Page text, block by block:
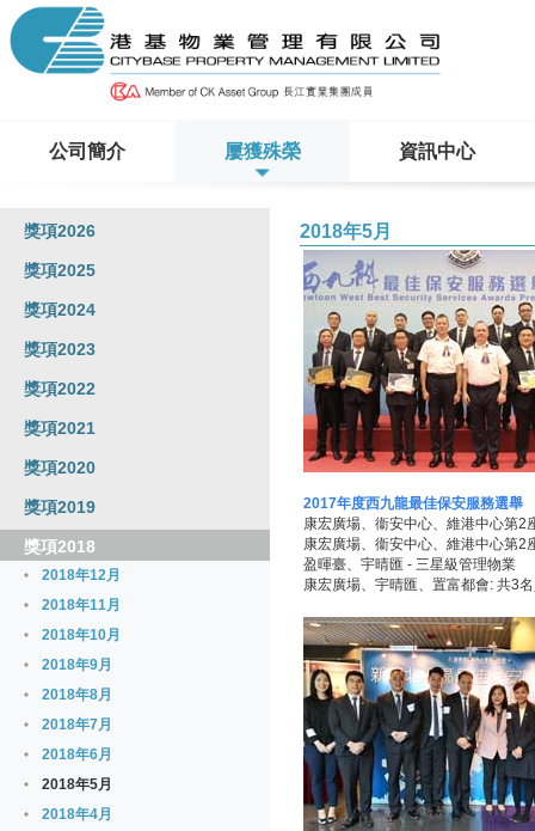
公司簡介 屢獲殊榮 資訊中心
獎項2026
獎項2025
獎項2024
獎項2023
獎項2022
獎項2021
獎項2020
獎項2019
獎項2018
2018年12月
2018年11月
2018年10月
2018年9月
2018年8月
2018年7月
2018年6月
2018年5月
2018年4月
2018年5月
2017年度西九龍最佳保安服務選舉
康宏廣場、衞安中心、維港中心第2
康宏廣場、衞安中心、維港中心第2
盈暉臺、宇晴匯 - 三星級管理物業
康宏廣場、宇晴匯、置富都會: 共3